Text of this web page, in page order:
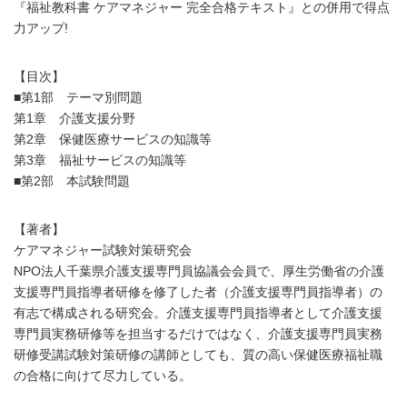
『福祉教科書 ケアマネジャー 完全合格テキスト』との併用で得点
力アップ!
【目次】
■第1部 テーマ別問題
第1章 介護支援分野
第2章 保健医療サービスの知識等
第3章 福祉サービスの知識等
■第2部 本試験問題
【著者】
ケアマネジャー試験対策研究会
NPO法人千葉県介護支援専門員協議会会員で、厚生労働省の介護
支援専門員指導者研修を修了した者（介護支援専門員指導者）の
有志で構成される研究会。介護支援専門員指導者として介護支援
専門員実務研修等を担当するだけではなく、介護支援専門員実務
研修受講試験対策研修の講師としても、質の高い保健医療福祉職
の合格に向けて尽力している。